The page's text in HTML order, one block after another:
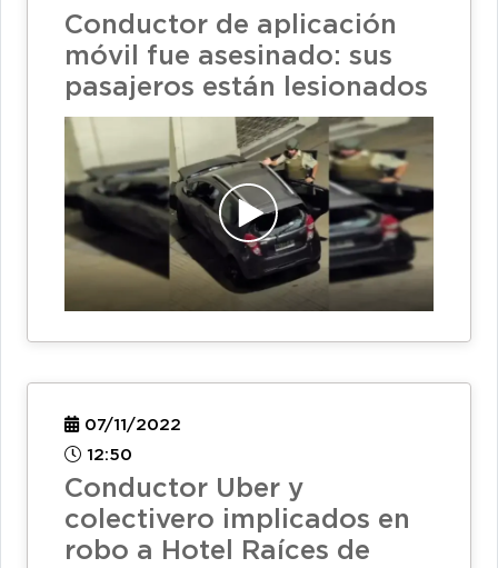
Conductor de aplicación
móvil fue asesinado: sus
pasajeros están lesionados
07/11/2022
12:50
Conductor Uber y
colectivero implicados en
robo a Hotel Raíces de